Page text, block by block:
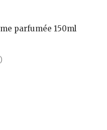
parfumée 150ml